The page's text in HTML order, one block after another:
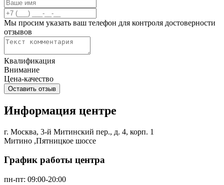
Мы просим указать ваш телефон для контроля достоверности
отзывов
Квалификация
Внимание
Цена-качество
Информация центре
г. Москва, 3-й Митинский пер., д. 4, корп. 1
Митино ,Пятницкое шоссе
График работы центра
пн-пт: 09:00-20:00